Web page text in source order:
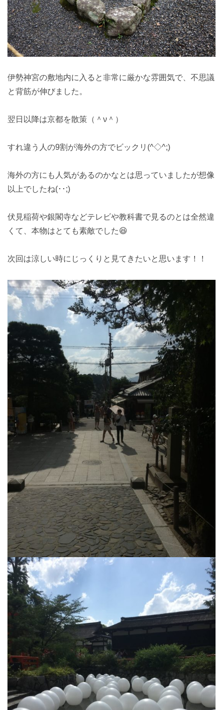
伊勢神宮の敷地内に入ると非常に厳かな雰囲気で、不思議
と背筋が伸びました。
翌日以降は京都を散策（＾ν＾）
すれ違う人の9割が海外の方でビックリ(^◇^;)
海外の方にも人気があるのかなとは思っていましたが想像
以上でしたね(･･;)
伏見稲荷や銀閣寺などテレビや教科書で見るのとは全然違
くて、本物はとても素敵でした😆
次回は涼しい時にじっくりと見てきたいと思います！！